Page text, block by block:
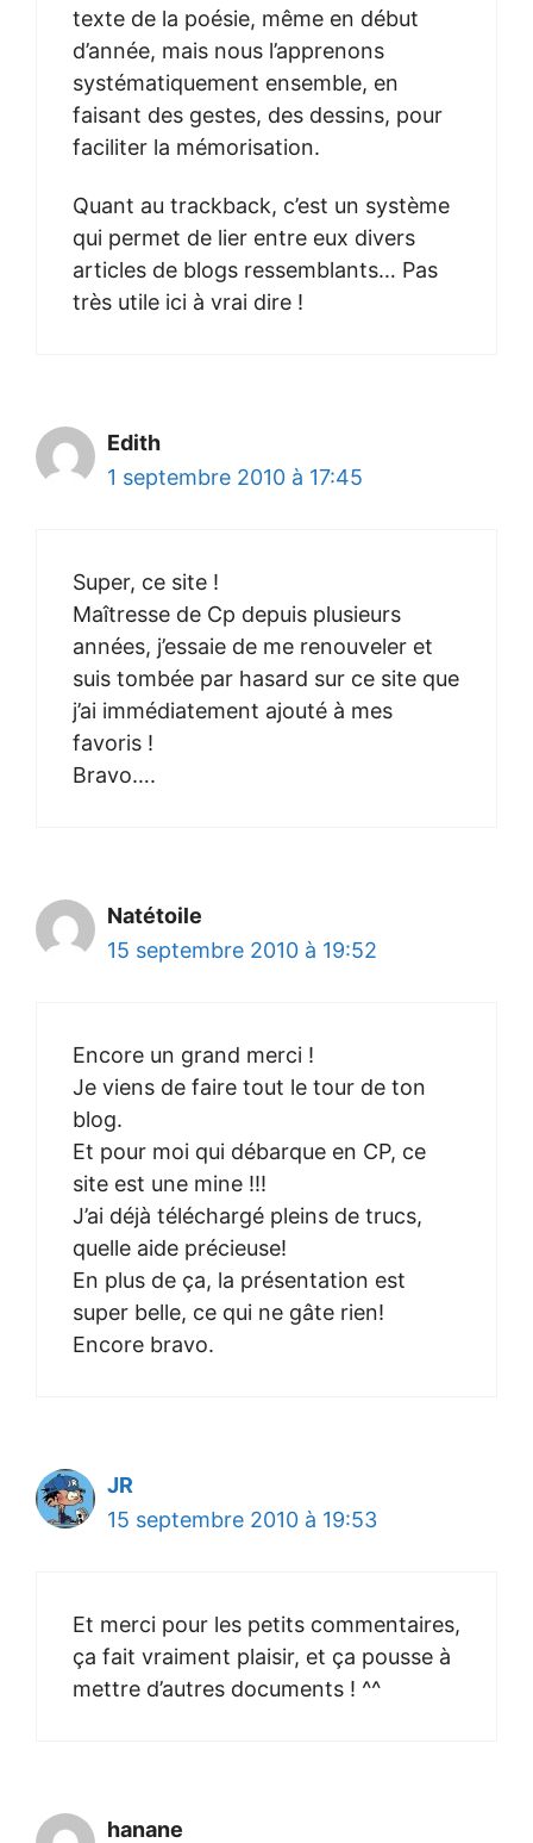
texte de la poésie, même en début
d’année, mais nous l’apprenons
systématiquement ensemble, en
faisant des gestes, des dessins, pour
faciliter la mémorisation.
Quant au trackback, c’est un système
qui permet de lier entre eux divers
articles de blogs ressemblants… Pas
très utile ici à vrai dire !
Edith
1 septembre 2010 à 17:45
Super, ce site !
Maîtresse de Cp depuis plusieurs
années, j’essaie de me renouveler et
suis tombée par hasard sur ce site que
j’ai immédiatement ajouté à mes
favoris !
Bravo….
Natétoile
15 septembre 2010 à 19:52
Encore un grand merci !
Je viens de faire tout le tour de ton
blog.
Et pour moi qui débarque en CP, ce
site est une mine !!!
J’ai déjà téléchargé pleins de trucs,
quelle aide précieuse!
En plus de ça, la présentation est
super belle, ce qui ne gâte rien!
Encore bravo.
JR
15 septembre 2010 à 19:53
Et merci pour les petits commentaires,
ça fait vraiment plaisir, et ça pousse à
mettre d’autres documents ! ^^
hanane